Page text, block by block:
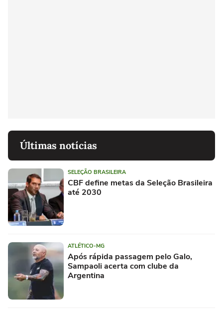
Últimas notícias
SELEÇÃO BRASILEIRA
CBF define metas da Seleção Brasileira
até 2030
ATLÉTICO-MG
Após rápida passagem pelo Galo,
Sampaoli acerta com clube da
Argentina